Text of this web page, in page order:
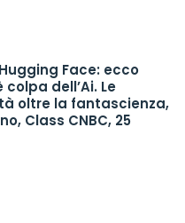
Face: ecco
dell’Ai. Le
oltre la fantascienza,
Class CNBC, 25